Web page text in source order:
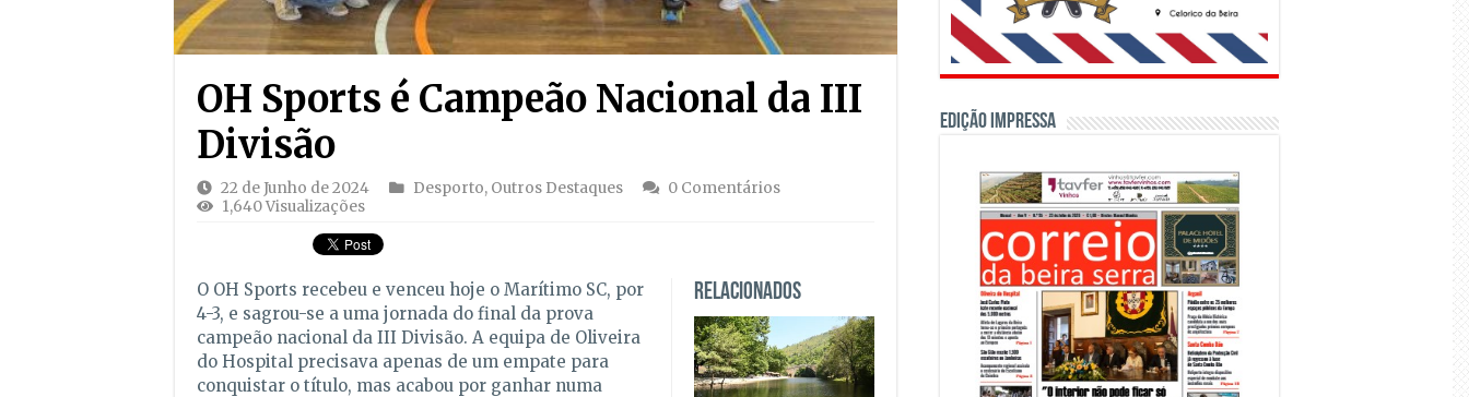
OH Sports é Campeão Nacional da III
Divisão
22 de Junho de 2024 Desporto, Outros Destaques
0 Comentários
1,640 Visualizações
Relacionados
O OH Sports recebeu e venceu hoje o Marítimo SC, por
4-3, e sagrou-se a uma jornada do final da prova
campeão nacional da III Divisão. A equipa de Oliveira
do Hospital precisava apenas de um empate para
conquistar o título, mas acabou por ganhar numa
Edição Impressa